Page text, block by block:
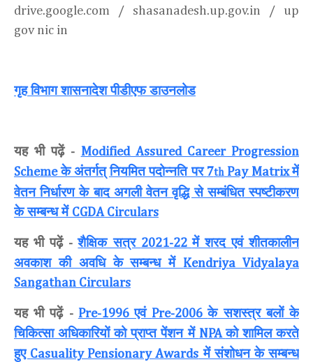
drive.google.com / shasanadesh.up.gov.in / up
gov nic in
गृह विभाग शासनादेश पीडीएफ डाउनलोड
यह भी पढ़ें - Modified Assured Career Progression
Schemeके अंतर्गत् नियमित पदोन्नति पर 7thPay Matrixमें
वेतन निर्धारण के बाद अगली वेतन वृद्धि से सम्बंधित स्पष्टीकरण
के सम्बन्ध में CGDA Circulars
यह भी पढ़ें -शैक्षिक सत्र 2021-22में शरद एवं शीतकालीन
अवकाश की अवधि के सम्बन्ध में Kendriya Vidyalaya
Sangathan Circulars
यह भी पढ़ें - Pre-1996एवं Pre-2006के सशस्त्र बलों के
चिकित्सा अधिकारियों को प्राप्त पेंशन में NPAको शामिल करते
हुए Casuality Pensionary Awards में संशोधन के सम्बन्ध